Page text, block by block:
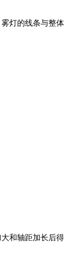
灯的线条与整体
大和轴距加长后得